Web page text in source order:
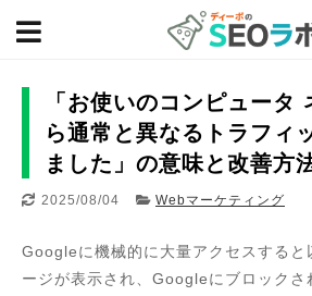
「お使いのコンピュータ
ら通常と異なるトラフィ
ました」の意味と改善方
2025/08/04 Webマーケティング
Googleに機械的に大量アクセスすると
ージが表示され、Googleにブロックさ